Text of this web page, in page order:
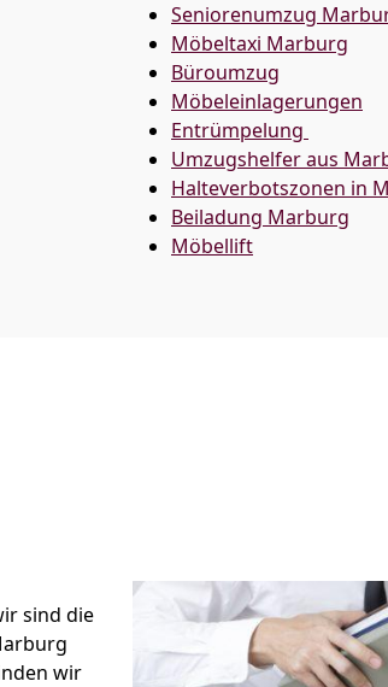
Seniorenumzug
Möbeltaxi Marburg
Büroumzug
Möbeleinlagerungen
Entrümpelung
Umzugshelfer aus
Halteverbotszonen in
Beiladung Marburg
Möbellift
sind die
wir